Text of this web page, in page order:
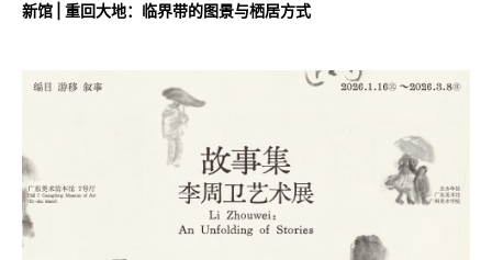
新馆 | 重回大地：临界带的图景与栖居方式